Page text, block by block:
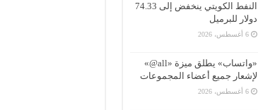
النفط الكويتي ينخفض إلى 74.33
دولار للبرميل
6 أغسطس، 2026
«واتساب» يطلق ميزة «all@»
لإشعار جميع أعضاء المجموعات
6 أغسطس، 2026